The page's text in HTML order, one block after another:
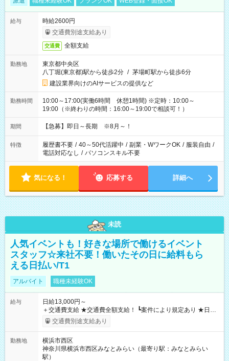
給与
時給2600円
交通費別途支給あり
交通費 全額支給
勤務地
東京都中央区
八丁堀(東京都)駅から徒歩2分 / 茅場町駅から徒歩6分
建設業界向けのAIサービスの提供など
勤務時間
10:00～17:00(実働6時間 休憩1時間) ※定時：10:00～
19:00（※終わりの時間：16:00～19:00で相談可！）
期間 【急募】即日～長期 ※8月～！
特徴 履歴書不要 / 40～50代活躍中 / 副業・WワークOK / 服装自由 /
電話対応なし / パソコンスキル不要
気になる！ 応募する 詳細へ
未読
人気イベントも！好きな場所で働けるイベント
スタッフ☆来社不要！働いたその日に給料もら
える日払い/T1
アルバイト 職種未経験OK
給与
日給13,000円～
＋交通費支給 ★交通費全額支給！ ┗案件により規定あり ★日払
いOK！（規定あり） ┗働いたその日に現金GET♪ お仕事後はコ
ンビニATMから 日払い分を引き落とせます！ 【試用期間】試
交通費別途支給あり
勤務地
横浜市西区
神奈川県横浜市西区みなとみらい（最寄り駅：みなとみらい
駅）